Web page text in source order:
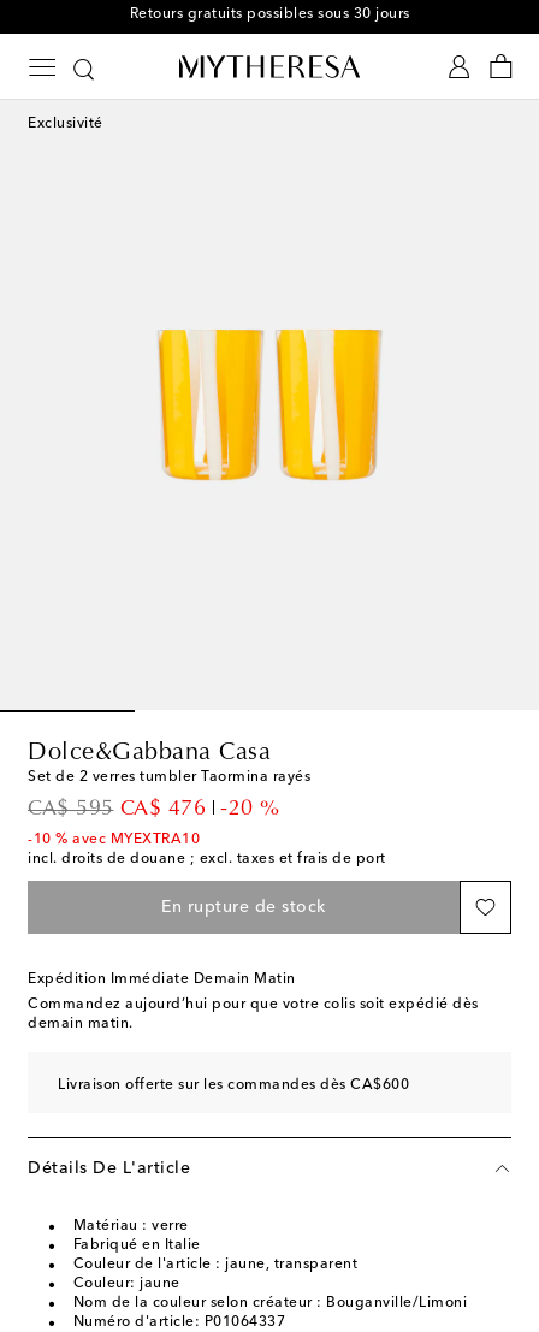
Retours gratuits possibles sous 30 jours
Exclusivité
Dolce&Gabbana Casa
Set de 2 verres tumbler Taormina rayés
CA$ 595
original priceCA$ 476
discount price
-20 %
-10 % avec MYEXTRA10
incl. droits de douane ; excl. taxes et frais de port
En rupture de stock
Expédition Immédiate Demain Matin
Commandez aujourd’hui pour que votre colis soit expédié dès
demain matin.
Livraison offerte sur les commandes dès CA$600
Détails De L'article
Matériau : verre
Fabriqué en Italie
Couleur de l'article : jaune, transparent
Couleur: jaune
Nom de la couleur selon créateur : Bouganville/Limoni
Numéro d'article: P01064337